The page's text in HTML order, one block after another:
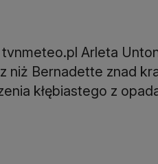
Arleta
niż Bernadette znad
kłębiastego z